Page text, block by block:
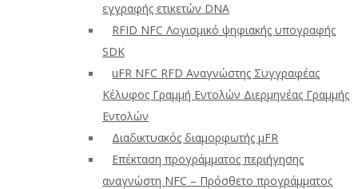
εγγραφής ετικετών DNA
RFID NFC Λογισμικό ψηφιακής υπογραφής
SDK
uFR NFC RFD Αναγνώστης Συγγραφέας
Κέλυφος Γραμμή Εντολών Διερμηνέας Γραμμής
Εντολών
Διαδικτυακός διαμορφωτής μFR
Επέκταση προγράμματος περιήγησης
αναγνώστη NFC – Πρόσθετο προγράμματος